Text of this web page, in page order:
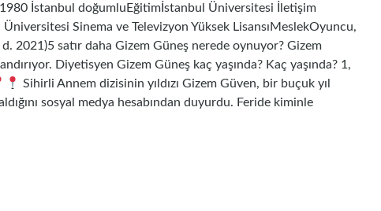
1980 İstanbul doğumluEğitimİstanbul Üniversitesi İletişim
Sinema ve Televizyon Yüksek LisansıMeslekOyuncu,
2021)5 satır daha Gizem Güneş nerede oynuyor? Gizem
Diyetisyen Gizem Güneş kaç yaşında? Kaç yaşında? 1,
Sihirli Annem dizisinin yıldızı Gizem Güven, bir buçuk yıl
sosyal medya hesabından duyurdu. Feride kiminle